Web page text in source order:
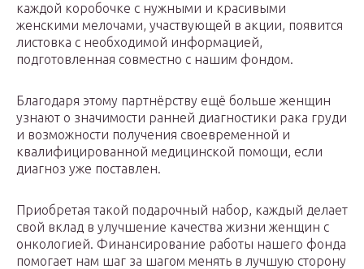
каждой коробочке с нужными и красивыми
женскими мелочами, участвующей в акции, появится
листовка с необходимой информацией,
подготовленная совместно с нашим фондом.
Благодаря этому партнёрству ещё больше женщин
узнают о значимости ранней диагностики рака груди
и возможности получения своевременной и
квалифицированной медицинской помощи, если
диагноз уже поставлен.
Приобретая такой подарочный набор, каждый делает
свой вклад в улучшение качества жизни женщин с
онкологией. Финансирование работы нашего фонда
помогает нам шаг за шагом менять в лучшую сторону